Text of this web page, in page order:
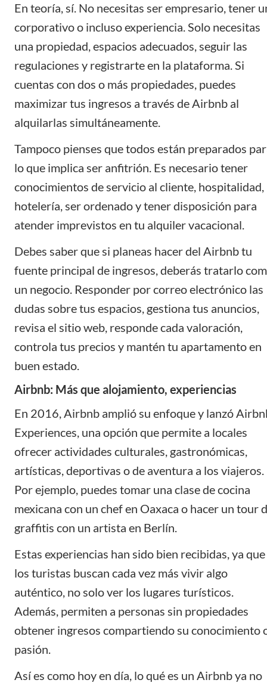
En teoría, sí. No necesitas ser empresario, tener
corporativo o incluso experiencia. Solo necesitas
una propiedad, espacios adecuados, seguir las
regulaciones y registrarte en la plataforma. Si
cuentas con dos o más propiedades, puedes
maximizar tus ingresos a través de Airbnb al
alquilarlas simultáneamente.
Tampoco pienses que todos están preparados
lo que implica ser anfitrión. Es necesario tener
conocimientos de servicio al cliente, hospitalidad,
hotelería, ser ordenado y tener disposición para
atender imprevistos en tu alquiler vacacional.
Debes saber que si planeas hacer del Airbnb tu
fuente principal de ingresos, deberás tratarlo
un negocio. Responder por correo electrónico las
dudas sobre tus espacios, gestiona tus anuncios,
revisa el sitio web, responde cada valoración,
controla tus precios y mantén tu apartamento en
buen estado.
Airbnb: Más que alojamiento, experiencias
En 2016, Airbnb amplió su enfoque y lanzó
Experiences, una opción que permite a locales
ofrecer actividades culturales, gastronómicas,
artísticas, deportivas o de aventura a los viajeros.
Por ejemplo, puedes tomar una clase de cocina
mexicana con un chef en Oaxaca o hacer un tour
graffitis con un artista en Berlín.
Estas experiencias han sido bien recibidas, ya que
los turistas buscan cada vez más vivir algo
auténtico, no solo ver los lugares turísticos.
Además, permiten a personas sin propiedades
obtener ingresos compartiendo su conocimiento
pasión.
Así es como hoy en día, lo qué es un Airbnb ya no